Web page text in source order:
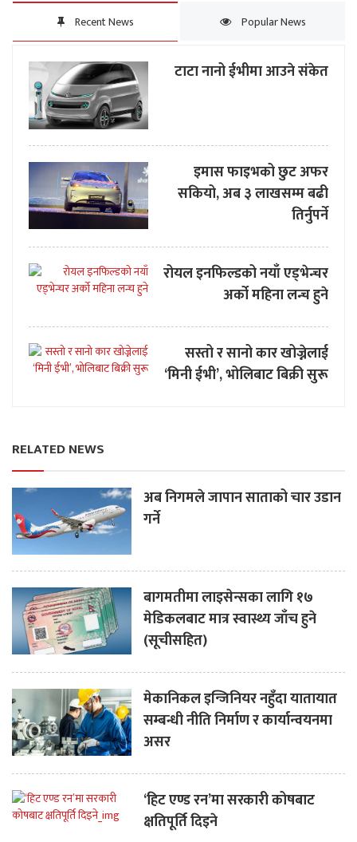
Recent News Popular News
टाटा नानो ईभीमा आउने संकेत
इमास फाइभको छुट अफर
सकियो, अब ३ लाखसम्म बढी
तिर्नुपर्ने
रोयल इनफिल्डको नयाँ एड्भेन्चर
अर्को महिना लन्च हुने
सस्तो र सानो कार खोज्नेलाई
‘मिनी ईभी’, भोलिबाट बिक्री सुरू
RELATED NEWS
अब निगमले जापान साताको चार उडान
गर्ने
बागमतीमा लाइसेन्सका लागि १७
मेडिकलबाट मात्र स्वास्थ्य जाँच हुने
(सूचीसहित)
मेकानिकल इन्जिनियर नहुँदा यातायात
सम्बन्धी नीति निर्माण र कार्यान्वयनमा
असर
‘हिट एण्ड रन’मा सरकारी कोषबाट
क्षतिपूर्ति दिइने